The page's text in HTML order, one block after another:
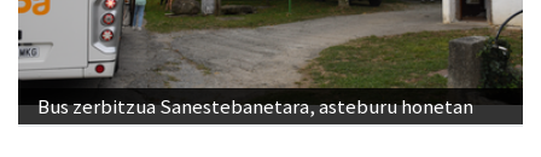
Bus zerbitzua Sanestebanetara, asteburu honetan